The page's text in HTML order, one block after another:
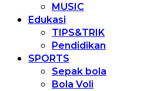
MUSIC
Edukasi
TIPS&TRIK
Pendidikan
SPORTS
Sepak bola
Bola Voli